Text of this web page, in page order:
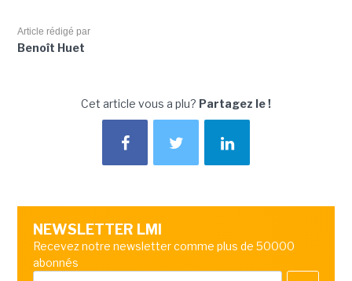
Article rédigé par
Benoît Huet
Cet article vous a plu? Partagez le !
NEWSLETTER LMI
Recevez notre newsletter comme plus de 50000
abonnés